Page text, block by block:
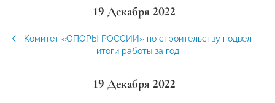
19 Декабря 2022
Комитет «ОПОРЫ РОССИИ» по строительству подвел
итоги работы за год
19 Декабря 2022